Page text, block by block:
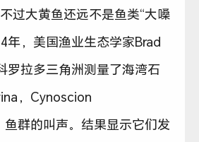
过大黄鱼还远不是鱼类“大嗓
年，美国渔业生态学家Brad
罗拉多三角洲测量了海湾石
，Cynoscion
群的叫声。结果显示它们发